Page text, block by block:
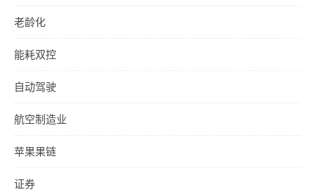
老龄化
能耗双控
自动驾驶
航空制造业
苹果果链
证券